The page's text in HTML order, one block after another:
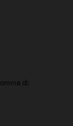
di: